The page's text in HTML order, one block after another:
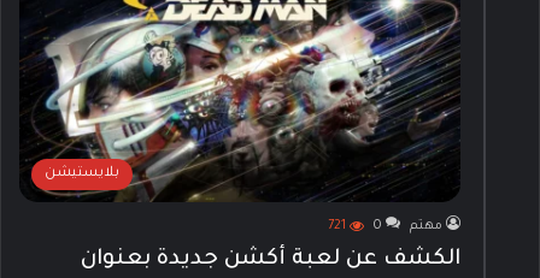
بلايستيشن
مهتم 0
721
الكشف عن لعبة أكشن جديدة بعنوان